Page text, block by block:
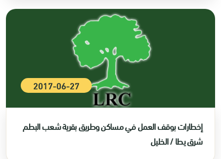
2017-06-27
إخطارات بوقف العمل في مساكن وطريق بقرية شعب البطم
شرق يطا / الخليل